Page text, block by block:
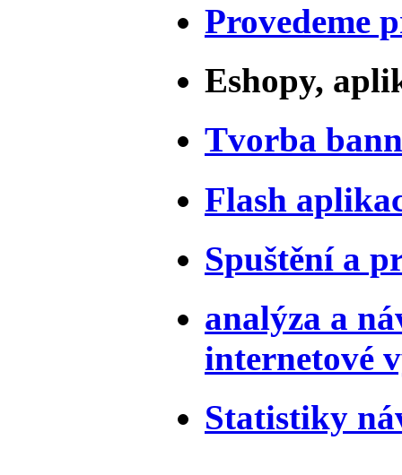
Provedeme
Eshopy,
Tvorba
Flash
Spuštění a
analýza a
internetové
Statistiky